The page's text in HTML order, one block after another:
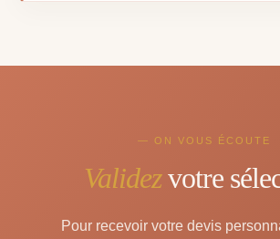
— ON VOUS ÉCOUTE
Validezvotre
Pour recevoir votre devis